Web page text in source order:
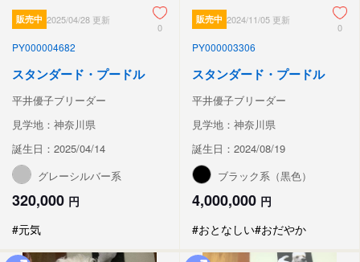
販売中 2025/04/28 更新
0
PY000004682
スタンダード・プードル
平井優子ブリーダー
見学地：神奈川県
誕生日：2025/04/14
グレーシルバー系
320,000 円
#元気
販売中 2024/11/05 更新
0
PY000003306
スタンダード・プードル
平井優子ブリーダー
見学地：神奈川県
誕生日：2024/08/19
ブラック系（黒色）
4,000,000 円
#おとなしい#おだやか